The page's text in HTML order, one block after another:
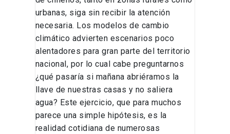
urbanas, siga sin recibir la atención
necesaria. Los modelos de cambio
climático advierten escenarios poco
alentadores para gran parte del territorio
nacional, por lo cual cabe preguntarnos
¿qué pasaría si mañana abriéramos la
llave de nuestras casas y no saliera
agua? Este ejercicio, que para muchos
parece una simple hipótesis, es la
realidad cotidiana de numerosas